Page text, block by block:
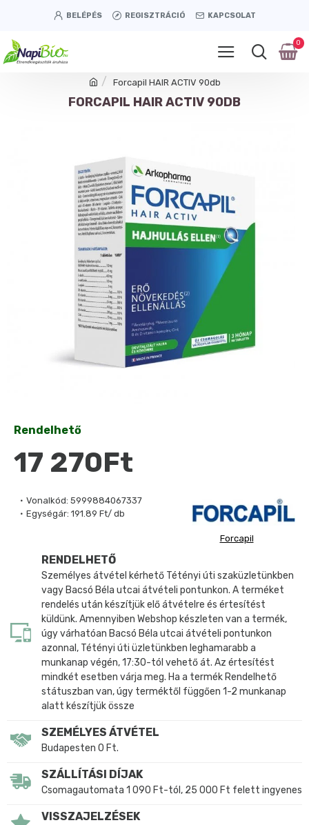
BELÉPÉS REGISZTRÁCIÓ KAPCSOLAT
0
Forcapil HAIR ACTIV 90db
FORCAPIL HAIR ACTIV 90DB
Vonalkód: 5999884067337
Egységár: 191.89 Ft/ db
Forcapil
Rendelhető
17 270Ft
RENDELHETŐ
Személyes átvétel kérhető Tétényi úti szaküzletünkben
vagy Bacsó Béla utcai átvételi pontunkon. A terméket
rendelés után készítjük elő átvételre és értesítést
küldünk. Amennyiben Webshop készleten van a termék,
úgy várhatóan Bacsó Béla utcai átvételi pontunkon
azonnal, Tétényi úti üzletünkben leghamarabb a
munkanap végén, 17:30-tól vehető át. Az értesítést
mindkét esetben várja meg. Ha a termék Rendelhető
státuszban van, úgy terméktől függően 1-2 munkanap
alatt készítjük össze
SZEMÉLYES ÁTVÉTEL
Budapesten 0 Ft.
SZÁLLÍTÁSI DÍJAK
Csomagautomata 1 090 Ft-tól, 25 000 Ft felett ingyenes
VISSZAJELZÉSEK